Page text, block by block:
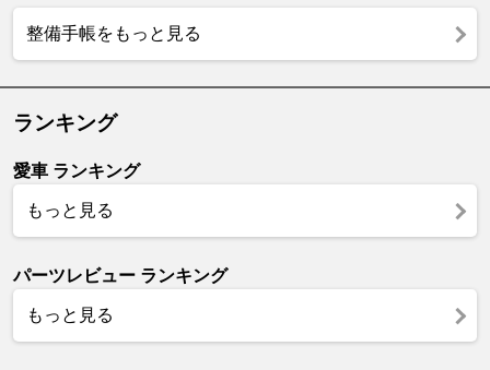
整備手帳をもっと見る
ランキング
愛車 ランキング
もっと見る
パーツレビュー ランキング
もっと見る